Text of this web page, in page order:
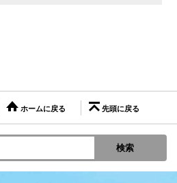
ホームに戻る 先頭に戻る